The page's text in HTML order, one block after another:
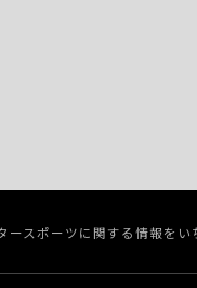
スポーツに関する情報をい